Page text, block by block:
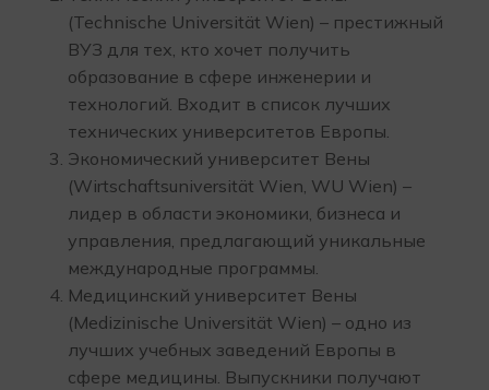
(Technische Universität Wien) – престижный
ВУЗ для тех, кто хочет получить
образование в сфере инженерии и
технологий. Входит в список лучших
технических университетов Европы.
Экономический университет Вены
(Wirtschaftsuniversität Wien, WU Wien) –
лидер в области экономики, бизнеса и
управления, предлагающий уникальные
международные программы.
Медицинский университет Вены
(Medizinische Universität Wien) – одно из
лучших учебных заведений Европы в
сфере медицины. Выпускники получают